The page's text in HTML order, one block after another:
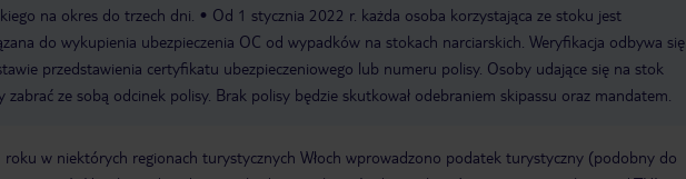
na okres do trzech dni.
Od 1 stycznia 2022 r. każda osoba korzystająca ze stoku jest
do wykupienia ubezpieczenia OC od wypadków na stokach narciarskich. Weryfikacja odbywa się
przedstawienia certyfikatu ubezpieczeniowego lub numeru polisy. Osoby udające się na stok
zabrać ze sobą odcinek polisy. Brak polisy będzie skutkował odebraniem skipassu oraz mandatem.
roku w niektórych regionach turystycznych Włoch wprowadzono podatek turystyczny (podobny do